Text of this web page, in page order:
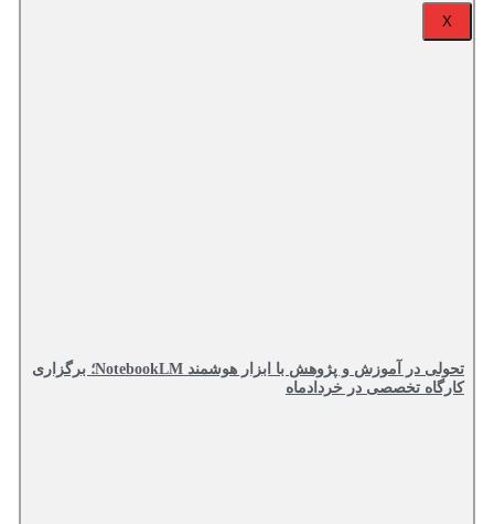
X
تحولی در آموزش و پژوهش با ابزار هوشمند NotebookLM؛ برگزاری
کارگاه تخصصی در خردادماه